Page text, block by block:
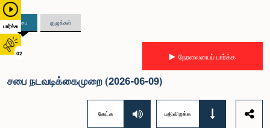
பார்க்க
02
சபை குழுக்கள்
நேரலையைப் பார்க்க
சபை நடவடிக்கைமுறை (2026-06-09)
கேட்க பதிவிறக்க